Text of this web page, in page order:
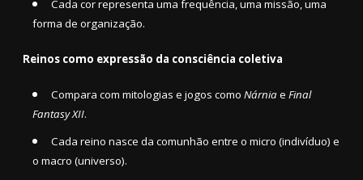
Cada cor representa uma frequência, uma missão, uma
forma de organização.
Reinos como expressão da consciência coletiva
Compara com mitologias e jogos como Nárniae Final
Fantasy XII.
Cada reino nasce da comunhão entre o micro (indivíduo) e
o macro (universo).